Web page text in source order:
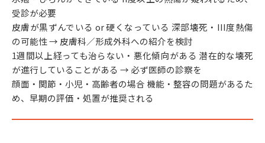
受診が必要
皮膚が黒ずんでいる or 硬くなっている 深部壊死・III度熱傷
の可能性 → 皮膚科／形成外科への紹介を検討
1週間以上経っても治らない・悪化傾向がある 潜在的な壊死
が進行していることがある → 必ず医師の診察を
顔面・関節・小児・高齢者の場合 機能・整容の問題があるた
め、早期の評価・処置が推奨される